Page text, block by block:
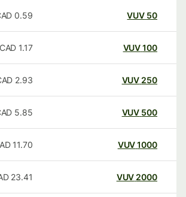
50
VUV
0.59
CAD
100
VUV
1.17
CAD
250
VUV
2.93
CAD
500
VUV
5.85
CAD
1000
VUV
11.70
CAD
2000
VUV
23.41
CAD